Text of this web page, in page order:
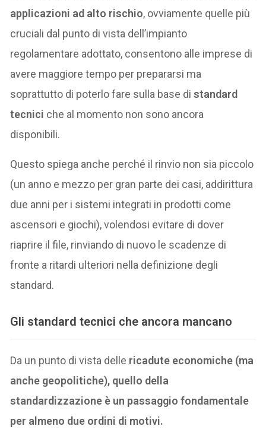
applicazioni ad alto rischio, ovviamente quelle più
cruciali dal punto di vista dell’impianto
regolamentare adottato, consentono alle imprese di
avere maggiore tempo per prepararsi ma
soprattutto di poterlo fare sulla base distandard
tecnici che al momento non sono ancora
disponibili.
Questo spiega anche perché il rinvio non sia piccolo
(un anno e mezzo per gran parte dei casi, addirittura
due anni per i sistemi integrati in prodotti come
ascensori e giochi), volendosi evitare di dover
riaprire il file, rinviando di nuovo le scadenze di
fronte a ritardi ulteriori nella definizione degli
standard.
Gli standard tecnici che ancora mancano
Da un punto di vista delle ricadute economiche (ma
anche geopolitiche), quello della
standardizzazione è un passaggio fondamentale
per almeno due ordini di motivi.